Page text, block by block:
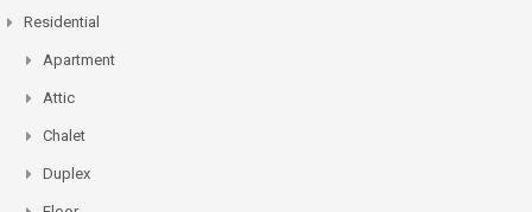
Residential
Apartment
Attic
Chalet
Duplex